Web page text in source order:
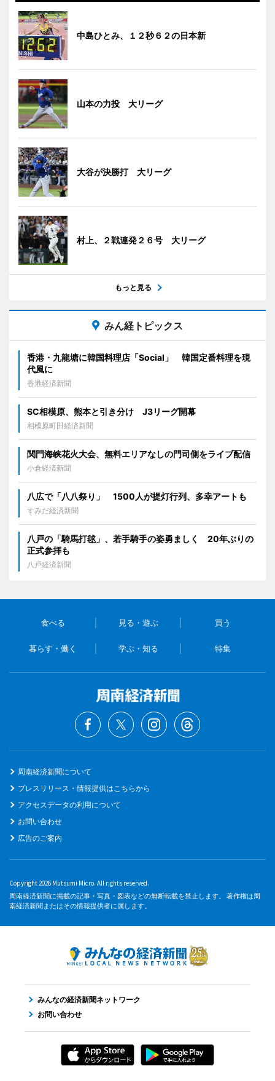
中島ひとみ、１２秒６２の日本新
山本の力投 大リーグ
大谷が決勝打 大リーグ
村上、２戦連発２６号 大リーグ
もっと見る
みん経トピックス
香港・九龍塘に韓国料理店「Social」 韓国定番料理を現
代風に
香港経済新聞
SC相模原、熊本と引き分け J3リーグ開幕
相模原町田経済新聞
関門海峡花火大会、無料エリアなしの門司側をライブ配信
小倉経済新聞
八広で「八八祭り」 1500人が提灯行列、多幸アートも
すみだ経済新聞
八戸の「騎馬打毬」、若手騎手の姿勇ましく 20年ぶりの
正式参拝も
八戸経済新聞
食べる 見る・遊ぶ 買う
暮らす・働く 学ぶ・知る 特集
周南経済新聞について
プレスリリース・情報提供はこちらから
アクセスデータの利用について
お問い合わせ
広告のご案内
Copyright 2026 Mutsumi Micro. All rights reserved.
周南経済新聞に掲載の記事・写真・図表などの無断転載を禁止します。 著作権は周
南経済新聞またはその情報提供者に属します。
みんなの経済新聞ネットワーク
お問い合わせ